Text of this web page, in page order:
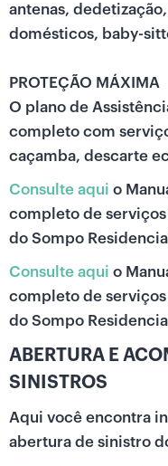
antenas,
domésticos, baby-
PROTEÇÃO MÁXIMA
O plano de
completo com
caçamba, descarte
Consulte aqui o
completo de
do Sompo
Consulte aqui o
completo de
do Sompo
ABERTURA E
SINISTROS
Aqui você encontra
abertura de sinistro